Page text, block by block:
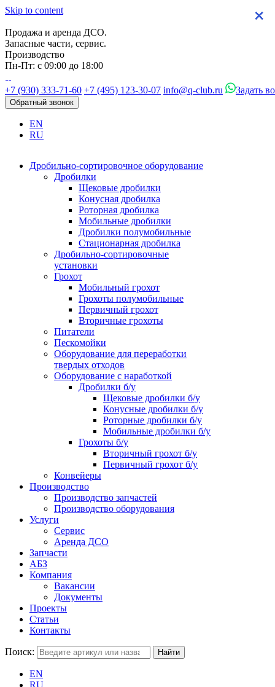
Skip to content
Продажа и аренда ДСО.
Запасные части, сервис.
Производство
Пн-Пт: с 09:00 до 18:00
+7 (930) 333-71-60 +7 (495) 123-30-07 info@q-club.ru Задать
Обратный звонок
EN
RU
Дробильно-сортировочное оборудование
Дробилки
Щековые дробилки
Конусная дробилка
Роторная дробилка
Мобильные дробилки
Дробилки полумобильные
Стационарная дробилка
Дробильно-сортировочные
установки
Грохот
Мобильный грохот
Грохоты полумобильные
Первичный грохот
Вторичные грохоты
Питатели
Пескомойки
Оборудование для переработки
твердых отходов
Оборудование с наработкой
Дробилки б/у
Щековые дробилки б/у
Конусные дробилки б/у
Роторные дробилки б/у
Мобильные дробилки б/у
Грохоты б/у
Вторичный грохот б/у
Первичный грохот б/у
Конвейеры
Производство
Производство запчастей
Производство оборудования
Услуги
Сервис
Аренда ДСО
Запчасти
АБЗ
Компания
Вакансии
Документы
Проекты
Статьи
Контакты
Поиск:
EN
RU
×
×
×
×